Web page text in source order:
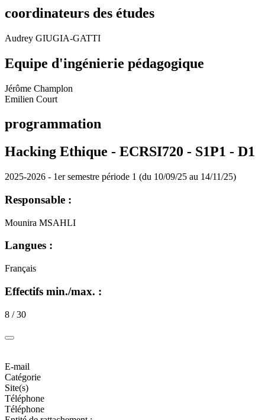
coordinateurs des études
Audrey GIUGIA-GATTI
Equipe d'ingénierie pédagogique
Jérôme Champlon
Emilien Court
programmation
Hacking Ethique - ECRSI720 - S1P1 - D1
2025-2026 - 1er semestre période 1 (du 10/09/25 au 14/11/25)
Responsable :
Mounira MSAHLI
Langues :
Français
Effectifs min./max. :
8 / 30
E-mail
Catégorie
Site(s)
Téléphone
Téléphone